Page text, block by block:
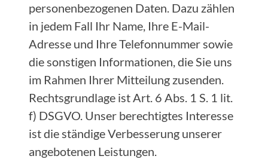
personenbezogenen Daten. Dazu zählen
in jedem Fall Ihr Name, Ihre E-Mail-
Adresse und Ihre Telefonnummer sowie
die sonstigen Informationen, die Sie uns
im Rahmen Ihrer Mitteilung zusenden.
Rechtsgrundlage ist Art. 6 Abs. 1 S. 1 lit.
f) DSGVO. Unser berechtigtes Interesse
ist die ständige Verbesserung unserer
angebotenen Leistungen.